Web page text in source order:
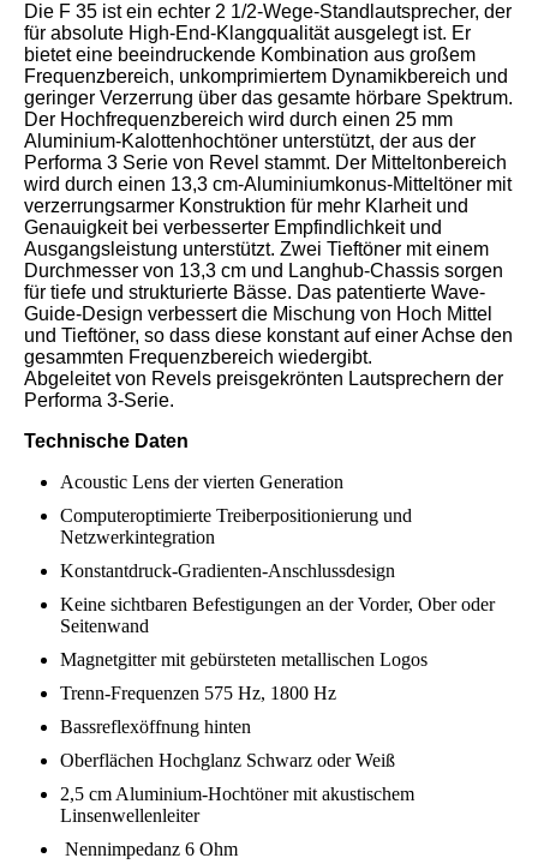
Die F 35 ist ein echter 2 1/2-Wege-Standlautsprecher, der
für absolute High-End-Klangqualität ausgelegt ist. Er
bietet eine beeindruckende Kombination aus großem
Frequenzbereich, unkomprimiertem Dynamikbereich und
geringer Verzerrung über das gesamte hörbare Spektrum.
Der Hochfrequenzbereich wird durch einen 25 mm
Aluminium-Kalottenhochtöner unterstützt, der aus der
Performa 3 Serie von Revel stammt. Der Mitteltonbereich
wird durch einen 13,3 cm-Aluminiumkonus-Mitteltöner mit
verzerrungsarmer Konstruktion für mehr Klarheit und
Genauigkeit bei verbesserter Empfindlichkeit und
Ausgangsleistung unterstützt. Zwei Tieftöner mit einem
Durchmesser von 13,3 cm und Langhub-Chassis sorgen
für tiefe und strukturierte Bässe. Das patentierte Wave-
Guide-Design verbessert die Mischung von Hoch Mittel
und Tieftöner, so dass diese konstant auf einer Achse den
gesammten Frequenzbereich wiedergibt.
Abgeleitet von Revels preisgekrönten Lautsprechern der
Performa 3-Serie.
Technische Daten
Acoustic Lens der vierten Generation
Computeroptimierte Treiberpositionierung und
Netzwerkintegration
Konstantdruck-Gradienten-Anschlussdesign
Keine sichtbaren Befestigungen an der Vorder, Ober oder
Seitenwand
Magnetgitter mit gebürsteten metallischen Logos
Trenn-Frequenzen 575 Hz, 1800 Hz
Bassreflexöffnung hinten
Oberflächen Hochglanz Schwarz oder Weiß
2,5 cm Aluminium-Hochtöner mit akustischem
Linsenwellenleiter
Nennimpedanz 6 Ohm